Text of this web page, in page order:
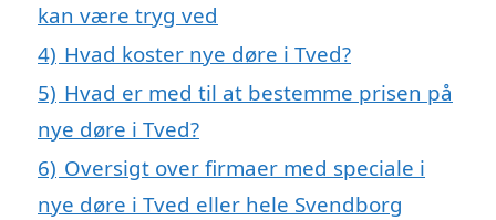
kan være tryg ved
4) Hvad koster nye døre i Tved?
5) Hvad er med til at bestemme prisen på
nye døre i Tved?
6) Oversigt over firmaer med speciale i
nye døre i Tved eller hele Svendborg